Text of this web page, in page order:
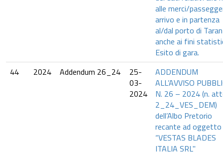
alle merci/
arrivo e in partenza
al/dal porto di
anche ai fini
Esito di gara.
44
2024 Addendum 26_24
25-
03-
2024
ADDENDUM
ALL’AVVISO
N. 26 – 2024 (n.
2_24_VES_DEM)
dell’Albo Pretorio
recante ad oggetto
“VESTAS BLADES
ITALIA SRL"